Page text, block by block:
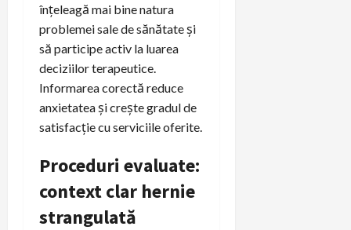
înțeleagă mai bine natura
problemei sale de sănătate și
să participe activ la luarea
deciziilor terapeutice.
Informarea corectă reduce
anxietatea și crește gradul de
satisfacție cu serviciile oferite.
Proceduri evaluate:
context clar hernie
strangulată